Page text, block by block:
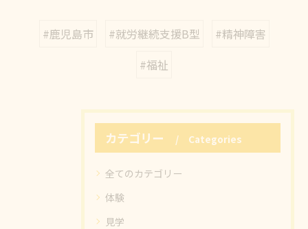
#鹿児島市 #就労継続支援B型
#精神障害
#福祉
カテゴリー Categories
全てのカテゴリー
体験
見学